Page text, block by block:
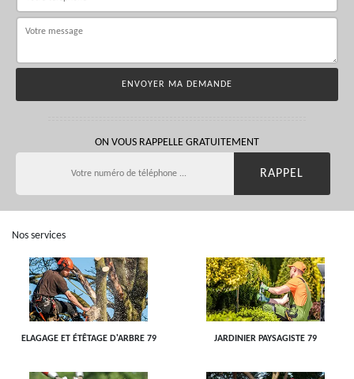
ON VOUS RAPPELLE GRATUITEMENT
Nos services
ELAGAGE ET ÉTÊTAGE D'ARBRE 79 JARDINIER PAYSAGISTE 79